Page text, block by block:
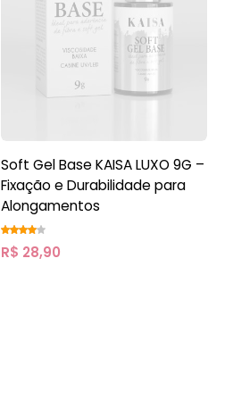
Soft Gel Base KAISA LUXO 9G –
Fixação e Durabilidade para
Alongamentos
R$ 28,90